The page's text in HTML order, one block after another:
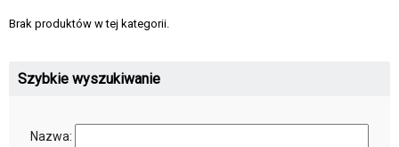
Brak produktów w tej kategorii.
Szybkie wyszukiwanie
Nazwa: